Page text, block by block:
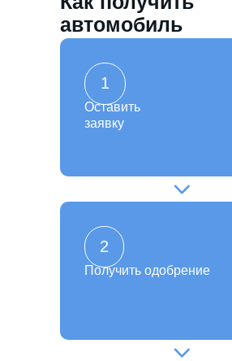
автомобиль
Получить одобрение
2
Оставить
заявку
1